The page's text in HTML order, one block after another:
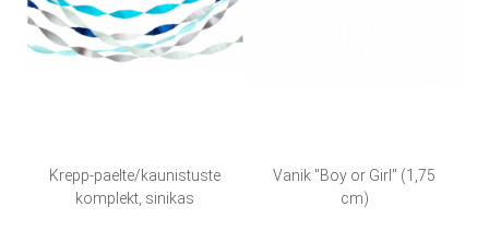
Krepp-paelte/kaunistuste
komplekt, sinikas
Vanik "Boy or Girl" (1,75
cm)